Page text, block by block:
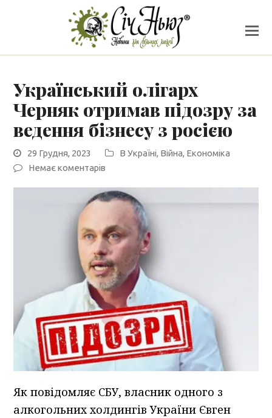
Український олігарх
Черняк отримав підозру за
ведення бізнесу з росією
29 Грудня, 2023 В Україні, Війна, Економіка
Немає коментарів
Як повідомляє СБУ, власник одного з
алкогольних холдингів України Євген